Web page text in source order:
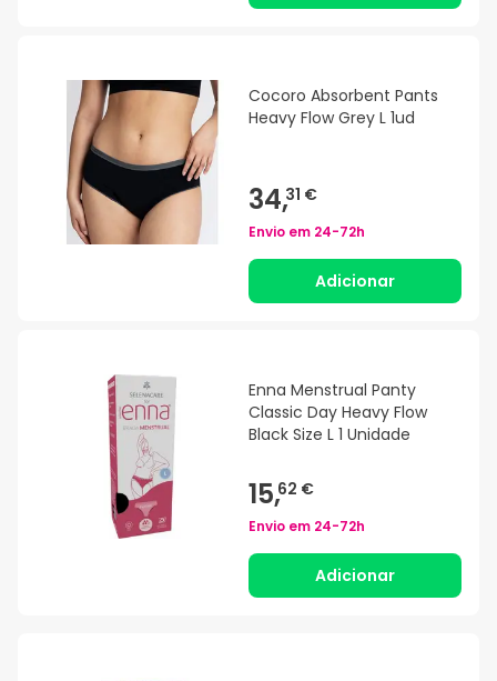
Cocoro Absorbent Pants
Heavy Flow Grey L 1ud
34,31 €
Envio em 24-72h
Adicionar
Enna Menstrual Panty
Classic Day Heavy Flow
Black Size L 1 Unidade
15,62 €
Envio em 24-72h
Adicionar